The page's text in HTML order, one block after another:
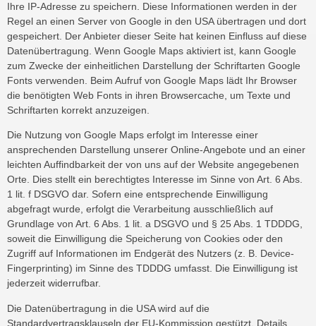
Ihre IP-Adresse zu speichern. Diese Informationen werden in der
Regel an einen Server von Google in den USA übertragen und dort
gespeichert. Der Anbieter dieser Seite hat keinen Einfluss auf diese
Datenübertragung. Wenn Google Maps aktiviert ist, kann Google
zum Zwecke der einheitlichen Darstellung der Schriftarten Google
Fonts verwenden. Beim Aufruf von Google Maps lädt Ihr Browser
die benötigten Web Fonts in ihren Browsercache, um Texte und
Schriftarten korrekt anzuzeigen.
Die Nutzung von Google Maps erfolgt im Interesse einer
ansprechenden Darstellung unserer Online-Angebote und an einer
leichten Auffindbarkeit der von uns auf der Website angegebenen
Orte. Dies stellt ein berechtigtes Interesse im Sinne von Art. 6 Abs.
1 lit. f DSGVO dar. Sofern eine entsprechende Einwilligung
abgefragt wurde, erfolgt die Verarbeitung ausschließlich auf
Grundlage von Art. 6 Abs. 1 lit. a DSGVO und § 25 Abs. 1 TDDDG,
soweit die Einwilligung die Speicherung von Cookies oder den
Zugriff auf Informationen im Endgerät des Nutzers (z. B. Device-
Fingerprinting) im Sinne des TDDDG umfasst. Die Einwilligung ist
jederzeit widerrufbar.
Die Datenübertragung in die USA wird auf die
Standardvertragsklauseln der EU-Kommission gestützt. Details